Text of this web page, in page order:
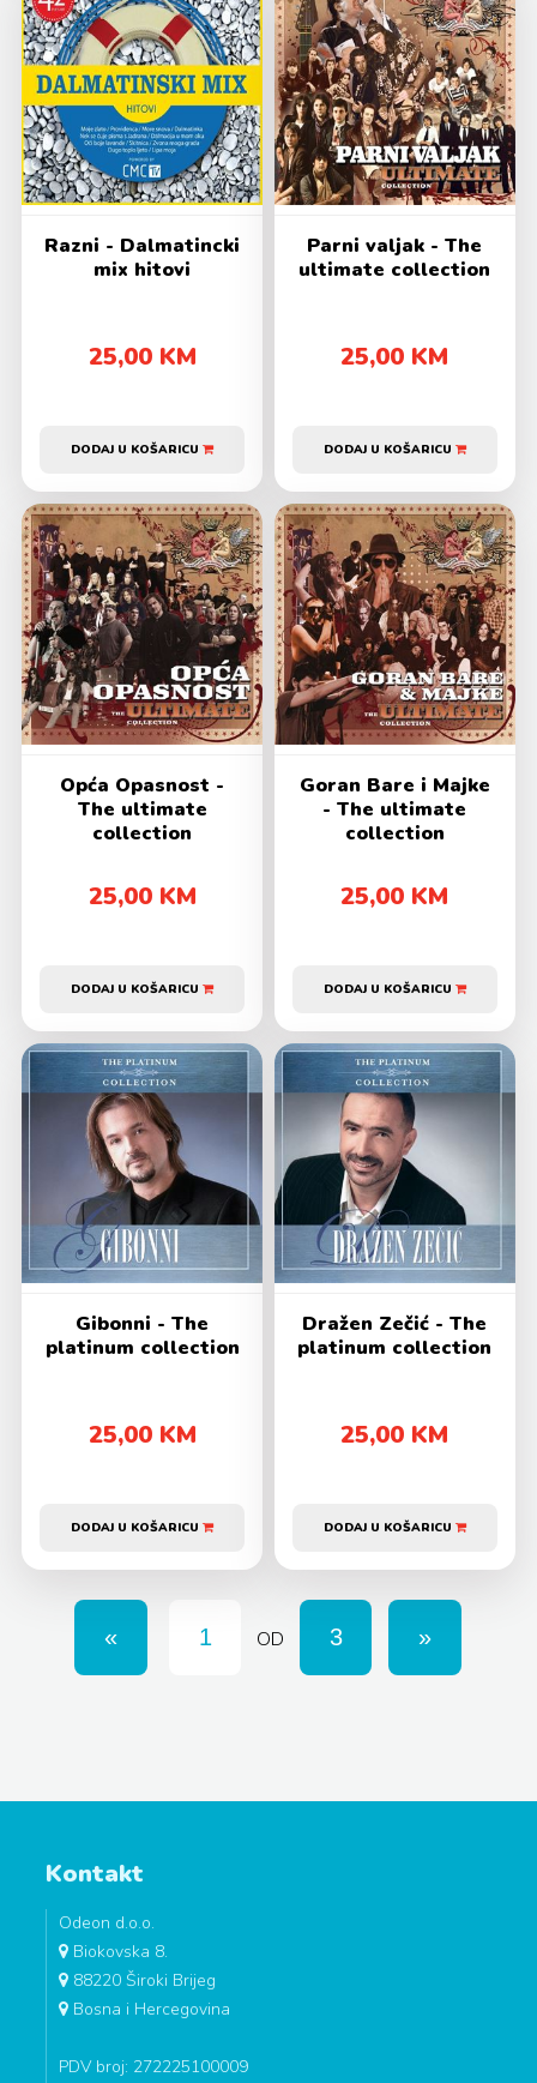
Razni - Dalmatincki
mix hitovi
25,00 KM
DODAJ U KOŠARICU
Parni valjak - The
ultimate collection
25,00 KM
DODAJ U KOŠARICU
Opća Opasnost -
The ultimate
collection
25,00 KM
DODAJ U KOŠARICU
Goran Bare i Majke
- The ultimate
collection
25,00 KM
DODAJ U KOŠARICU
Gibonni - The
platinum collection
25,00 KM
DODAJ U KOŠARICU
Dražen Zečić - The
platinum collection
25,00 KM
DODAJ U KOŠARICU
OD
Kontakt
Odeon d.o.o.
Biokovska 8.
88220 Široki Brijeg
Bosna i Hercegovina
PDV broj: 272225100009